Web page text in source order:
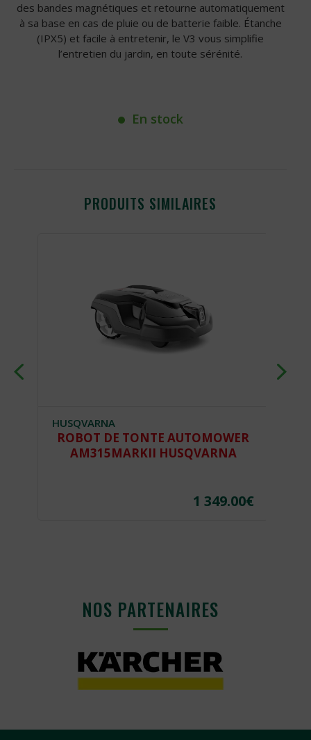
des bandes magnétiques et retourne automatiquement
à sa base en cas de pluie ou de batterie faible. Étanche
(IPX5) et facile à entretenir, le V3 vous simplifie
l’entretien du jardin, en toute sérénité.
En stock
PRODUITS SIMILAIRES
HUSQVARNA
ROBOT DE TONTE AUTOMOWER
AM315MARKII HUSQVARNA
1 349.00€
NOS PARTENAIRES